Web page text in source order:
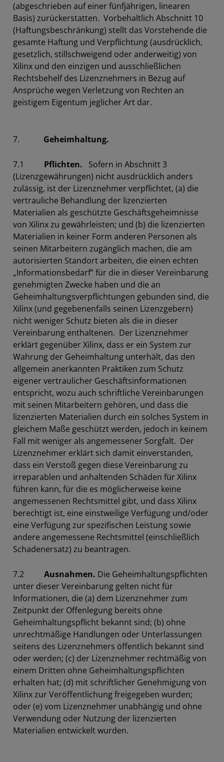
(abgeschrieben auf einer fünfjährigen, linearen
Basis) zurückerstatten. Vorbehaltlich Abschnitt 10
(Haftungsbeschränkung) stellt das Vorstehende die
gesamte Haftung und Verpflichtung (ausdrücklich,
gesetzlich, stillschweigend oder anderweitig) von
Xilinx und den einzigen und ausschließlichen
Rechtsbehelf des Lizenznehmers in Bezug auf
Ansprüche wegen Verletzung von Rechten an
geistigem Eigentum jeglicher Art dar.
7. Geheimhaltung.
7.1 Pflichten. Sofern in Abschnitt 3
(Lizenzgewährungen) nicht ausdrücklich anders
zulässig, ist der Lizenznehmer verpflichtet, (a) die
vertrauliche Behandlung der lizenzierten
Materialien als geschützte Geschäftsgeheimnisse
von Xilinx zu gewährleisten; und (b) die lizenzierten
Materialien in keiner Form anderen Personen als
seinen Mitarbeitern zugänglich machen, die am
autorisierten Standort arbeiten, die einen echten
„Informationsbedarf” für die in dieser Vereinbarung
genehmigten Zwecke haben und die an
Geheimhaltungsverpflichtungen gebunden sind, die
Xilinx (und gegebenenfalls seinen Lizenzgebern)
nicht weniger Schutz bieten als die in dieser
Vereinbarung enthaltenen. Der Lizenznehmer
erklärt gegenüber Xilinx, dass er ein System zur
Wahrung der Geheimhaltung unterhält, das den
allgemein anerkannten Praktiken zum Schutz
eigener vertraulicher Geschäftsinformationen
entspricht, wozu auch schriftliche Vereinbarungen
mit seinen Mitarbeitern gehören, und dass die
lizenzierten Materialien durch ein solches System in
gleichem Maße geschützt werden, jedoch in keinem
Fall mit weniger als angemessener Sorgfalt. Der
Lizenznehmer erklärt sich damit einverstanden,
dass ein Verstoß gegen diese Vereinbarung zu
irreparablen und anhaltenden Schäden für Xilinx
führen kann, für die es möglicherweise keine
angemessenen Rechtsmittel gibt, und dass Xilinx
berechtigt ist, eine einstweilige Verfügung und/oder
eine Verfügung zur spezifischen Leistung sowie
andere angemessene Rechtsmittel (einschließlich
Schadenersatz) zu beantragen.
7.2 Ausnahmen. Die Geheimhaltungspflichten
unter dieser Vereinbarung gelten nicht für
Informationen, die (a) dem Lizenznehmer zum
Zeitpunkt der Offenlegung bereits ohne
Geheimhaltungspflicht bekannt sind; (b) ohne
unrechtmäßige Handlungen oder Unterlassungen
seitens des Lizenznehmers öffentlich bekannt sind
oder werden; (c) der Lizenznehmer rechtmäßig von
einem Dritten ohne Geheimhaltungspflichten
erhalten hat; (d) mit schriftlicher Genehmigung von
Xilinx zur Veröffentlichung freigegeben wurden;
oder (e) vom Lizenznehmer unabhängig und ohne
Verwendung oder Nutzung der lizenzierten
Materialien entwickelt wurden.